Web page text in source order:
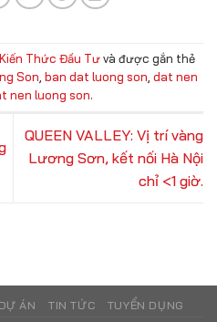
Kiến Thức Đầu Tưvà được gắn thẻ
Son ban dat luong son dat nen
nen luong son.
QUEEN VALLEY: Vị trí vàng
Lương Sơn, kết nối Hà Nội
chỉ <1 giờ.
DỰ ÁN TIN TỨC TUYỂN DỤNG